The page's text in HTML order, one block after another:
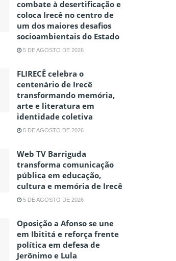
combate à desertificação e
coloca Irecê no centro de
um dos maiores desafios
socioambientais do Estado
5 DE AGOSTO DE 2026
FLIRECÊ celebra o
centenário de Irecê
transformando memória,
arte e literatura em
identidade coletiva
5 DE AGOSTO DE 2026
Web TV Barriguda
transforma comunicação
pública em educação,
cultura e memória de Irecê
5 DE AGOSTO DE 2026
Oposição a Afonso se une
em Ibititá e reforça frente
política em defesa de
Jerônimo e Lula